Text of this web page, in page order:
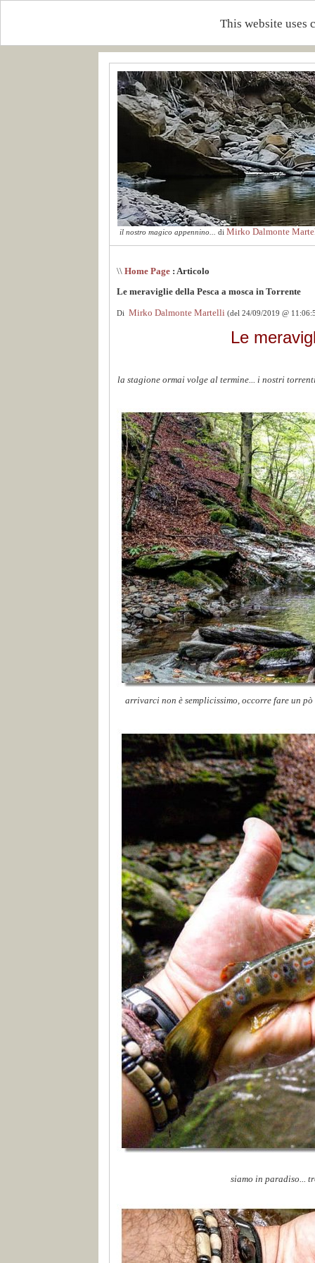
This website uses
il nostro magico appennino... di Mirko Dalmonte
\\ Home Page : Articolo
Le meraviglie della Pesca a mosca in Torrente
Di Mirko Dalmonte Martelli (del 24/09/2019 @
Le
la stagione ormai volge al termine... i nostri
arrivarci non è semplicissimo, occorre fare un
siamo in paradiso...